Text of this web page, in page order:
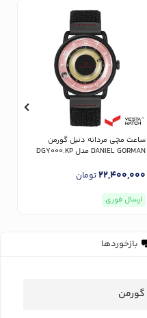
ساعت مچی مردانه دنیل گورمن
DANIEL GORMAN مدل DGY000.KP
22,400,000تومان
ارسال فوری
بازخوردها